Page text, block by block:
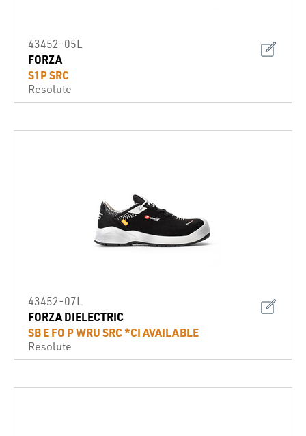
43452-05L
FORZA
S1P SRC
Resolute
43452-07L
FORZA DIELECTRIC
SB E FO P WRU SRC *CI AVAILABLE
Resolute